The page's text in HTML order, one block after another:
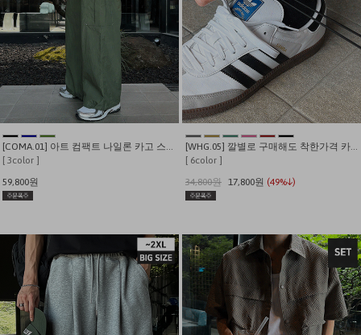
[COMA.01] 아트 컴팩트 나일론 카고 스트링팬츠
[ 3color ]
59,800원
[WHG.05] 깔별로 구매해도 착한가격 카고 스트링 와이드 팬츠
[ 6color ]
34,800원 17,800원 (49%↓)